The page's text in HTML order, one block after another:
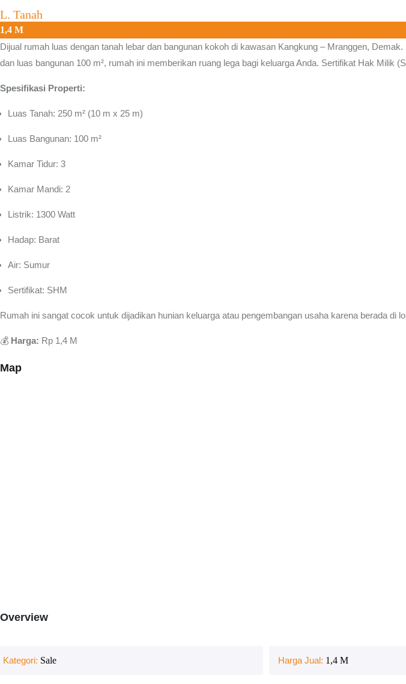
L. Tanah
1,4 M
Dijual rumah luas dengan tanah lebar dan bangunan kokoh di kawasan Kangkung – Mranggen, Demak.
dan luas bangunan 100 m², rumah ini memberikan ruang lega bagi keluarga Anda. Sertifikat Hak Milik
Spesifikasi Properti:
Luas Tanah: 250 m² (10 m x 25 m)
Luas Bangunan: 100 m²
Kamar Tidur: 3
Kamar Mandi: 2
Listrik: 1300 Watt
Hadap: Barat
Air: Sumur
Sertifikat: SHM
Rumah ini sangat cocok untuk dijadikan hunian keluarga atau pengembangan usaha karena berada
💰 Harga: Rp 1,4 M
Map
Overview
Kategori: Sale Harga Jual: 1,4 M